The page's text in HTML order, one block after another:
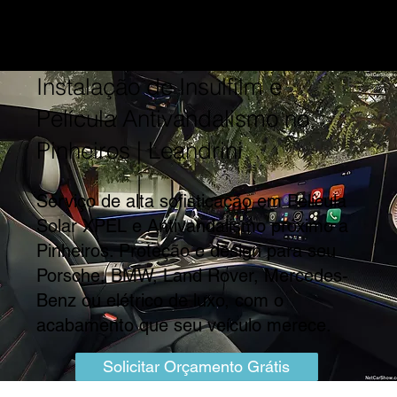
Instalação de Insulfilm e
Película Antivandalismo no
Pinheiros | Leandrini
Serviço de alta sofisticação em Película
Solar XPEL e Antivandalismo próximo a
Pinheiros. Proteção e design para seu
Porsche, BMW, Land Rover, Mercedes-
Benz ou elétrico de luxo, com o
acabamento que seu veículo merece.
Solicitar Orçamento Grátis